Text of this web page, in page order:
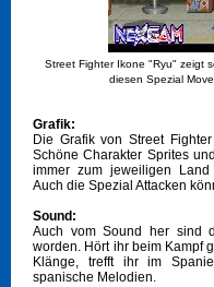
Street Fighter Ikone "Ryu" zeigt
diesen Spezial
Grafik:
Die Grafik von Street
Schöne Charakter Sprites
immer zum jeweiligen
Auch die Spezial Attacken
Sound:
Auch vom Sound her sind
worden. Hört ihr beim Kampf
Klänge, trefft ihr im
spanische Melodien.